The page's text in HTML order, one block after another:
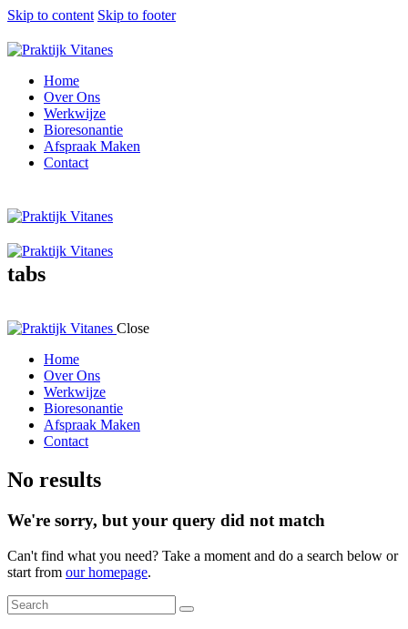
Skip to content Skip to footer
Home
Over Ons
Werkwijze
Bioresonantie
Afspraak Maken
Contact
tabs
Close
Home
Over Ons
Werkwijze
Bioresonantie
Afspraak Maken
Contact
No results
We're sorry, but your query did not match
Can't find what you need? Take a moment and do a search below or
start from our homepage.